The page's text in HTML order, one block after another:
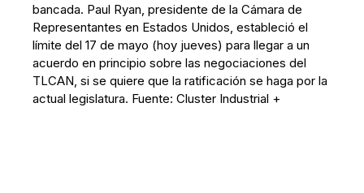
bancada. Paul Ryan, presidente de la Cámara de
Representantes en Estados Unidos, estableció el
límite del 17 de mayo (hoy jueves) para llegar a un
acuerdo en principio sobre las negociaciones del
TLCAN, si se quiere que la ratificación se haga por la
actual legislatura. Fuente: Cluster Industrial +